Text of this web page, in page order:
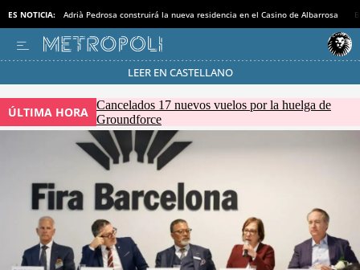
ES NOTICIA: Adrià Pedrosa construirá la nueva residencia en el Casino de Albarrosa
LEER EN CASTELLANO
Pásate al MODO AHORRO
ÚLTIMA HORA Cancelados 17 nuevos vuelos por la huelga de
Groundforce